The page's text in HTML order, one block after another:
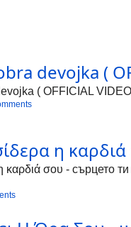
devojka (
( OFFICIAL
η
καρδιά σου -